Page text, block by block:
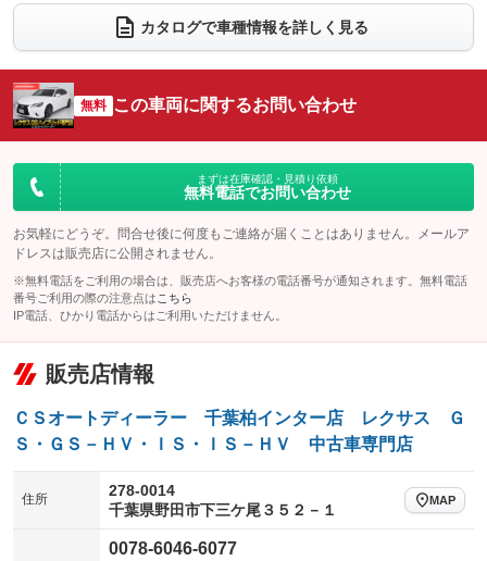
電動リアゲート フロントカメラ
：装備なし
シートエアコン
：装備あり 全周囲カメラ
：装備なし
サイドカメラ
：装備なし ルーフレール
：装備なし
エアサスペンション ヘッドライトウォッシャー
カタログで車種情報を詳しく見る
無料 この車両に関するお問い合わせ
まずは在庫確認・見積り依頼
無料電話でお問い合わせ
お気軽にどうぞ。問合せ後に何度もご連絡が届くことはありません。メールア
ドレスは販売店に公開されません。
※無料電話をご利用の場合は、販売店へお客様の電話番号が通知されます。無料電話
番号ご利用の際の注意点は こちら
IP電話、ひかり電話からはご利用いただけません。
販売店情報
ＣＳオートディーラー 千葉柏インター店 レクサス Ｇ
Ｓ・ＧＳ－ＨＶ・ＩＳ・ＩＳ－ＨＶ 中古車専門店
住所
278-0014
千葉県野田市下三ケ尾３５２－１
MAP
0078-6046-6077